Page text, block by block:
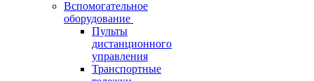
Вспомогательное
оборудование
Пульты
дистанционного
управления
Транспортные